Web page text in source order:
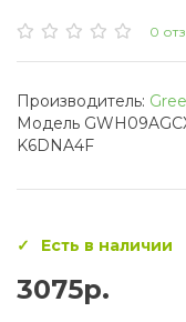
0
Производитель: Gree
Модель
K6DNA4F
Есть в наличии
3075р.